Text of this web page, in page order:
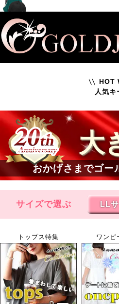
HOT
人気キ
大
おかげさまでゴー
サイズで選ぶ LL
トップス特集 ワンピ